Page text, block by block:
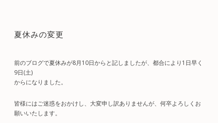
夏休みの変更
前のブログで夏休みが8月10日からと記しましたが、都合により1日早く
9日(土)
からになりました。
皆様にはご迷惑をおかけし、大変申し訳ありませんが、何卒よろしくお
願いいたします。